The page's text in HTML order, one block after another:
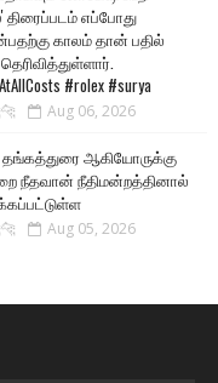
எப்போது
காலம் தான் பதில்
#rolex #surya
Aug 06, 2026
தங்கத்துரை ஆகியோருக்கு
நீதவான் நீதிமன்றத்தினால்
Aug 05, 2026